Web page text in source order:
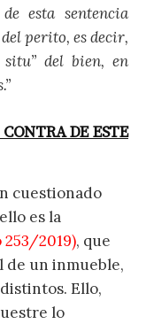
esta sentencia
perito, es decir,
del bien, en
DE ESTE
cuestionado
es la
2019), que
de un inmueble,
Ello,
lo